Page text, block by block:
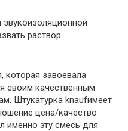
раствор
которая завоевала
своим качественным
Штукатурка knaufимеет
цена/качество
именно эту смесь для